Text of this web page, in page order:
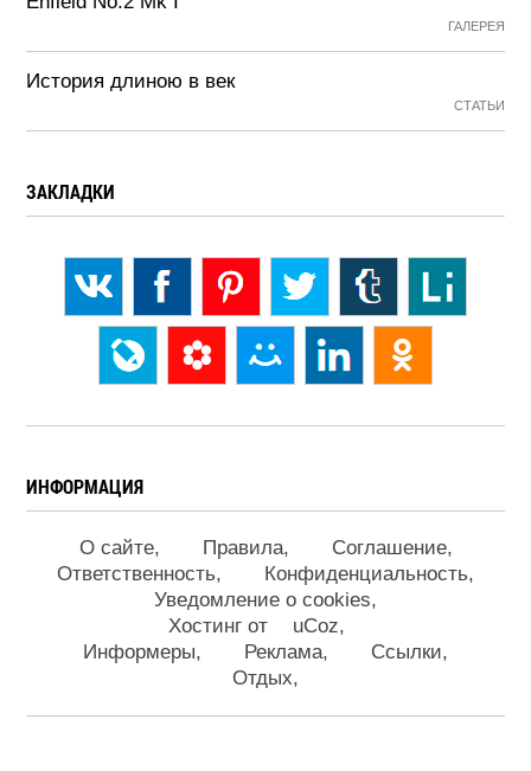
ГАЛЕРЕЯ
История длиною в век
СТАТЬИ
ЗАКЛАДКИ
ИНФОРМАЦИЯ
О сайте Правила
Соглашение
Ответственность
Конфиденциальность
Уведомление о cookies
Хостинг от
uCoz
Информеры
Реклама
Ссылки
Отдых